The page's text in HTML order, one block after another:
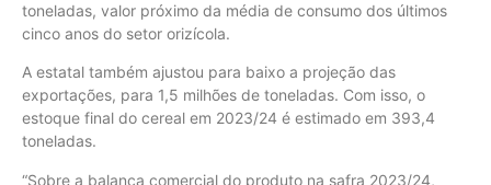
toneladas, valor próximo da média de consumo dos últimos
cinco anos do setor orizícola.
A estatal também ajustou para baixo a projeção das
exportações, para 1,5 milhões de toneladas. Com isso, o
estoque final do cereal em 2023/24 é estimado em 393,4
toneladas.
“Sobre a balança comercial do produto na safra 2023/24,